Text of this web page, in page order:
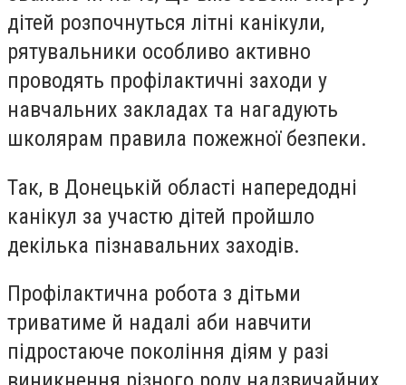
дітей розпочнуться літні канікули,
рятувальники особливо активно
проводять профілактичні заходи у
навчальних закладах та нагадують
школярам правила пожежної безпеки.
Так, в Донецькій області напередодні
канікул за участю дітей пройшло
декілька пізнавальних заходів.
Профілактична робота з дітьми
триватиме й надалі аби навчити
підростаюче покоління діям у разі